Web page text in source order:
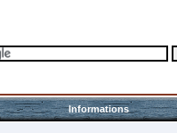
Informations